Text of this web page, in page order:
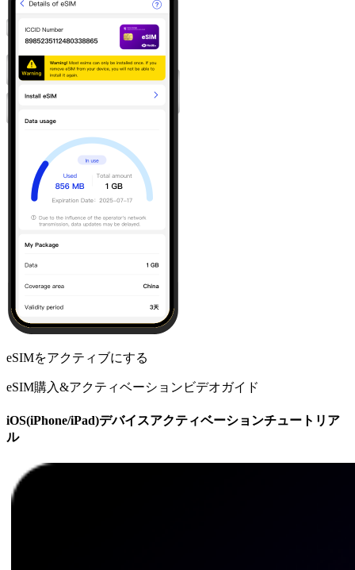
eSIMをアクティブにする
eSIM購入&アクティベーションビデオガイド
iOS(iPhone/iPad)デバイスアクティベーションチュートリア
ル